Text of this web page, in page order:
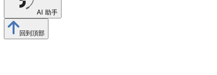
AI 助手
回到頂部